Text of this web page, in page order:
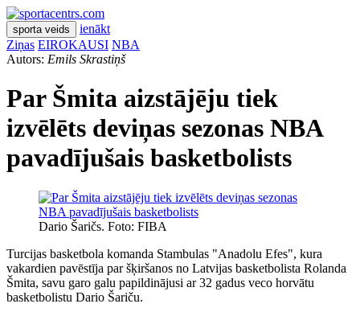
sporta veids
ienākt
Ziņas EIROKAUSI NBA
Autors: Emils Skrastiņš
Par Šmita aizstājēju tiek
izvēlēts deviņas sezonas NBA
pavadījušais basketbolists
Dario Šaričs. Foto: FIBA
Turcijas basketbola komanda Stambulas "Anadolu Efes", kura
vakardien pavēstīja par šķiršanos no Latvijas basketbolista Rolanda
Šmita, savu garo galu papildinājusi ar 32 gadus veco horvātu
basketbolistu Dario Šariču.